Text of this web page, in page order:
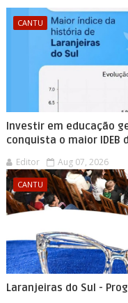
CANTU
Investir em educação
conquista o maior IDEB
Editor Aug 07, 2026
CANTU
Laranjeiras do Sul -